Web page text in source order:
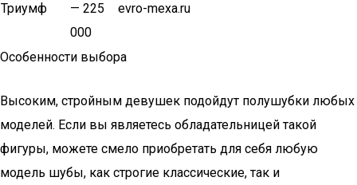
Триумф
— 225
000
evro-mexa.ru
Особенности выбора
Высоким, стройным девушек подойдут полушубки любых
моделей. Если вы являетесь обладательницей такой
фигуры, можете смело приобретать для себя любую
модель шубы, как строгие классические, так и